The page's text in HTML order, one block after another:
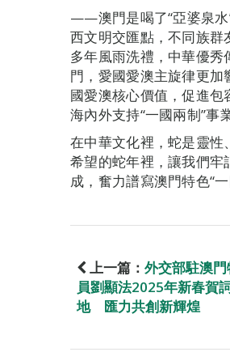
——澳門是喝了“亞婆泉水
西文明交匯點，不同族
多年風雨洗禮，中華優
門，愛國愛澳主旋律更
國愛澳核心價值，促進
海內外支持“一國兩制”事
在中華文化裡，蛇是靈
希望的蛇年裡，讓我們
成，奮力譜寫澳門特色“
上一篇： 外交部駐澳
員劉顯法2025年新春賀
地 匯力共創新輝煌